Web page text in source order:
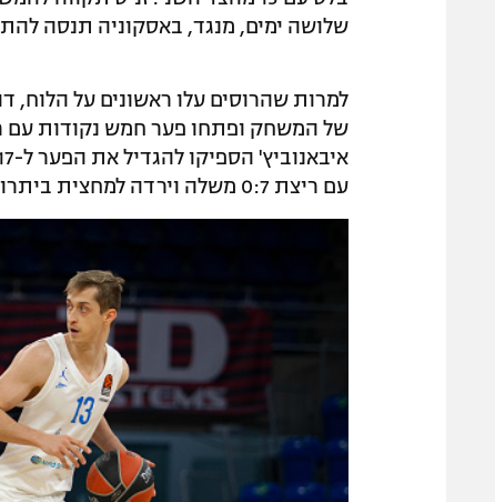
שלושה ימים, מנגד, באסקוניה תנסה
למרות שהרוסים עלו ראשונים על
עם ריצת 0:7 משלה וירדה למחצית ביתרון 28:34.